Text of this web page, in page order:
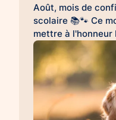
Août, mois de
scolaire 📚🐾 Ce
mettre à l'honneur
d'assistance à la
HANDI'CHIENS
accompagne
l'aide à évoluer
scolaire avec
confiance et